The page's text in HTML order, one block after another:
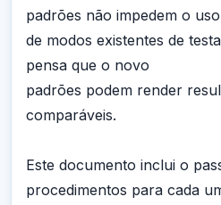
padrões não impedem o uso
de modos existentes de
pensa que o novo
padrões podem render
comparáveis.
Este documento inclui o
procedimentos para cada